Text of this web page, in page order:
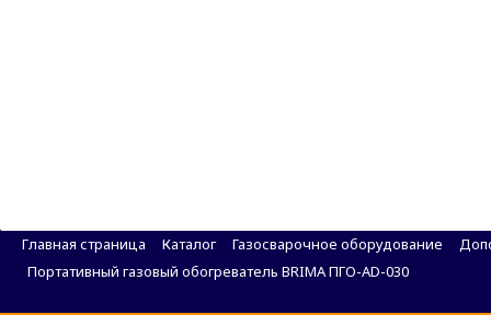
Главная страница Каталог Газосварочное оборудование
Портативный газовый обогреватель BRIMA ПГО-AD-030